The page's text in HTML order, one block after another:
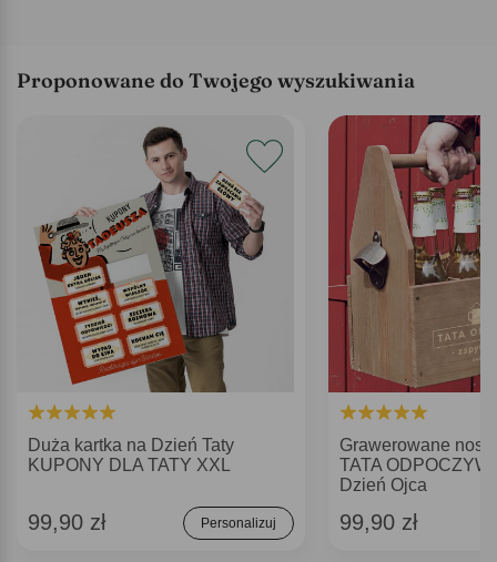
Proponowane do Twojego wyszukiwania
Duża kartka na Dzień Taty
KUPONY DLA TATY XXL
99,90 zł Personalizuj
Grawerowane
TATA
Dzień Ojca
99,90 zł